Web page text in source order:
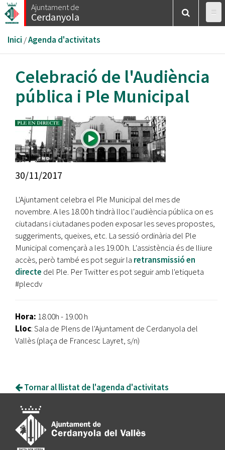
Vés
al
Ajuntament de
Cerdanyola
Esteu
aquí
Inici /Agenda d'activitats
Celebració de l'Audiència
pública i Ple Municipal
30/11/2017
L'Ajuntament celebra el Ple Municipal del mes de
novembre. A les 18.00 h tindrà lloc l'audiència pública on es
ciutadans i ciutadanes poden exposar les seves propostes,
suggeriments, queixes, etc. La sessió ordinària del Ple
Municipal començarà a les 19.00 h. L'assistència és de lliure
accès, però també es pot seguir la retransmissió en
directe del Ple. Per Twitter es pot seguir amb l'etiqueta
#plecdv
Hora: 18.00h - 19.00 h
Lloc: Sala de Plens de l'Ajuntament de Cerdanyola del
Vallès (plaça de Francesc Layret, s/n)
Tornar al llistat de l'agenda d'activitats